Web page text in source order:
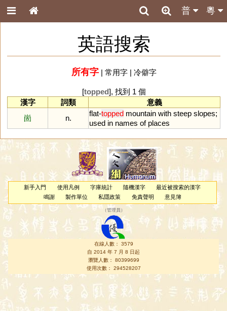
粵
普
英語搜索
所有字| 常用字| 冷僻字
[topped], 找到 1 個
漢字
詞類
意義
崮
n.
flat-topped mountain with steep slopes;
used in names of places
新手入門 使用凡例 字庫統計 隨機漢字
最近被搜索的漢字
鳴謝
製作單位 私隱政策 免責聲明 意見簿
（管理員 ）
在線人數： 3579
自 2014 年 7 月 8 日起
瀏覽人數： 80399699
使用次數： 294528207